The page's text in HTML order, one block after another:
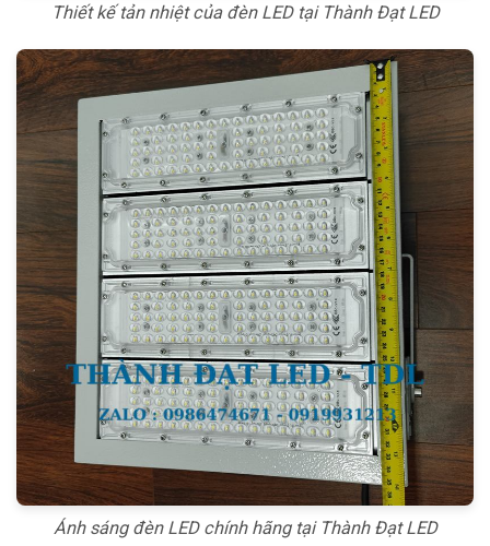
Thiết kế tản nhiệt của đèn LED tại Thành Đạt LED
Ánh sáng đèn LED chính hãng tại Thành Đạt LED